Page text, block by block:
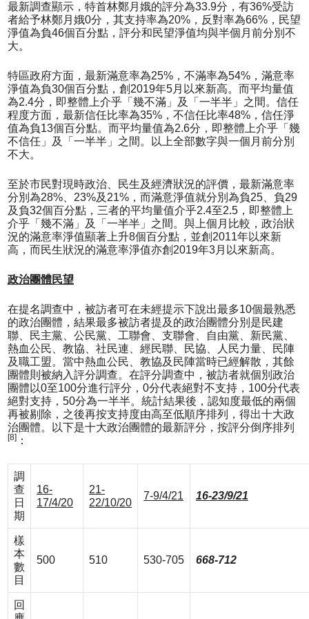
最新調查顯示，特首林鄭月娥的評分為33.9分，有36%受訪
者給予林鄭月娥0分，其支持率為20%，反對率為66%，民望
淨值為負46個百分點，評分和民望淨值均與半個月前分別不
大。
特區政府方面，最新滿意率為25%，不滿率為54%，滿意率
淨值為負30個百分點，創2019年5月以來新高。而平均量值
為2.4分，即整體上介乎「幾不滿」及「一半半」之間。信任
程度方面，最新信任比率為35%，不信任比率48%，信任淨
值為負13個百分點。而平均量值為2.6分，即整體上介乎「幾
不信任」及「一半半」之間。以上全部數字與一個月前分別
不大。
至於市民對現時政治、民生及經濟狀況的評價，最新滿意率
分別為28%、23%及21%，而滿意淨值就分別為負25、負29
及負32個百分點，三者的平均量值介乎2.4至2.5，即整體上
介乎「幾不滿」及「一半半」之間。與上個月比較，政治狀
況的滿意率淨值顯著上升8個百分點，並創2011年以來新
高，而民生狀況的滿意率淨值亦創2019年3月以來新高。
政治團體民望
在提名調查中，被訪者可在未經提示下說出最多10個最熟悉
的政治團體，結果最多被訪者提及的政治團體分別是民建
聯、民主黨、公民黨、工聯會、支聯會、自由黨、新民黨、
熱血公民、教協、社民連、經民聯、民協、人民力量、民陣
及職工盟。當中熱血公民、教協及民陣當時已經解散，其餘
團體則被納入評分調查。在評分調查中，被訪者就個別政治
團體以0至100分進行評分，0分代表絕對不支持，100分代表
絕對支持，50分為一半半。統計結果後，認知度最低的兩個
再被剔除，之後再按支持度由高至低順序排列，得出十大政
治團體。以下是十大政治團體的最新評分，按評分倒序排列
[8] ：
調
查
日
期
16-
17/4/20
21-
22/10/20
7-9/4/21 16-23/9/21
樣
本
數
目
500 510 530-705 668-712
回